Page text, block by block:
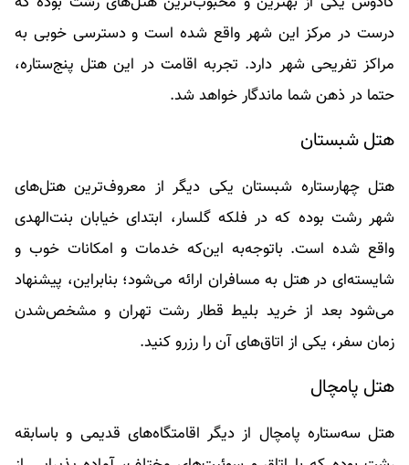
درست در مرکز این شهر واقع شده است و دسترسی خوبی به
مراکز تفریحی شهر دارد. تجربه اقامت در این هتل پنج‌ستاره،
حتما در ذهن شما ماندگار خواهد شد.
هتل شبستان
هتل چهارستاره شبستان یکی‌ دیگر از معروف‌ترین هتل‌های
شهر رشت بوده که در فلکه گلسار، ابتدای خیابان بنت‌الهدی
واقع شده است. باتوجه‌به این‌که خدمات و امکانات خوب و
شایسته‌ای در هتل به مسافران ارائه می‌شود؛ بنابراین، پیشنهاد
می‌شود بعد از خرید بلیط قطار رشت تهران و مشخص‌شدن
زمان سفر، یکی از اتاق‌های آن را رزرو کنید.
هتل پامچال
هتل سه‌ستاره پامچال از دیگر اقامتگاه‌های قدیمی و باسابقه